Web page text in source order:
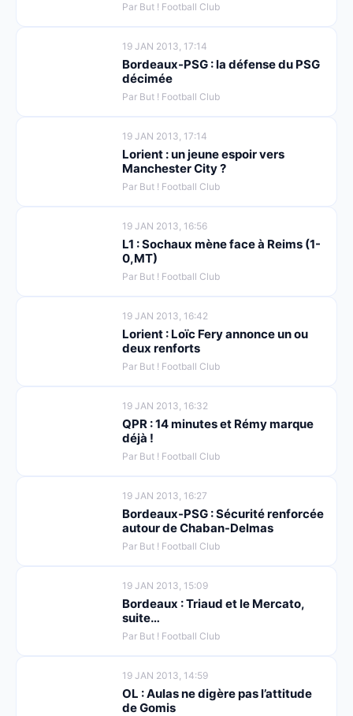
Par But ! Football Club
19 JAN 2013, 17:14
Bordeaux-PSG : la défense du PSG
décimée
Par But ! Football Club
19 JAN 2013, 17:14
Lorient : un jeune espoir vers
Manchester City ?
Par But ! Football Club
19 JAN 2013, 16:56
L1 : Sochaux mène face à Reims (1-
0,MT)
Par But ! Football Club
19 JAN 2013, 16:42
Lorient : Loïc Fery annonce un ou
deux renforts
Par But ! Football Club
19 JAN 2013, 16:32
QPR : 14 minutes et Rémy marque
déjà !
Par But ! Football Club
19 JAN 2013, 16:27
Bordeaux-PSG : Sécurité renforcée
autour de Chaban-Delmas
Par But ! Football Club
19 JAN 2013, 15:09
Bordeaux : Triaud et le Mercato,
suite…
Par But ! Football Club
19 JAN 2013, 14:59
OL : Aulas ne digère pas l’attitude
de Gomis